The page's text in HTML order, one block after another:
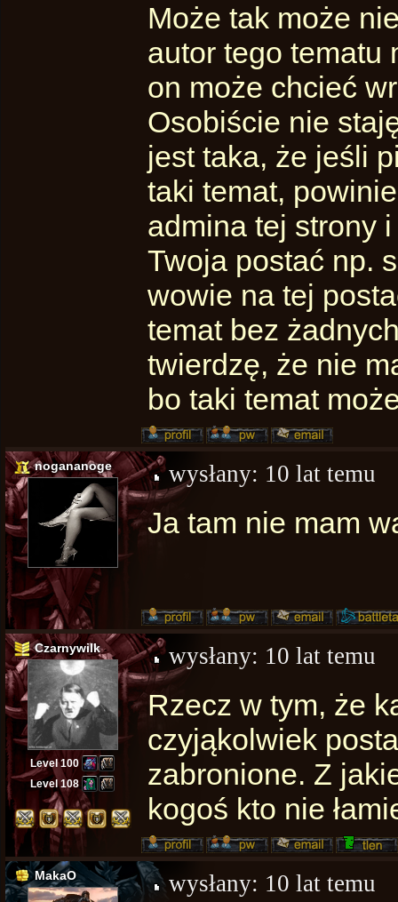
Może tak może
autor tego tematu
on może chcieć
Osobiście nie
jest taka, że jeśli
taki temat,
admina tej strony
Twoja postać np.
wowie na tej
temat bez
twierdzę, że nie
bo taki temat
nogananoge wysłany: 10 lat temu
Ja tam nie mam
Czarnywilk
Level 100
Level 108
wysłany: 10 lat temu
Rzecz w tym, że
czyjąkolwiek
zabronione. Z
kogoś kto nie
MakaO wysłany: 10 lat temu